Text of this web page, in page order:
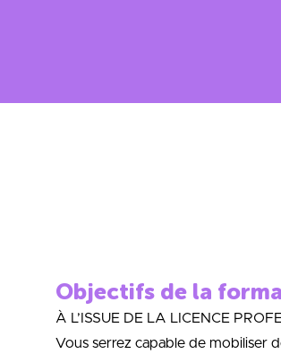
Objectifs de la
À L’ISSUE DE LA LICENCE
Vous serrez capable de mobiliser